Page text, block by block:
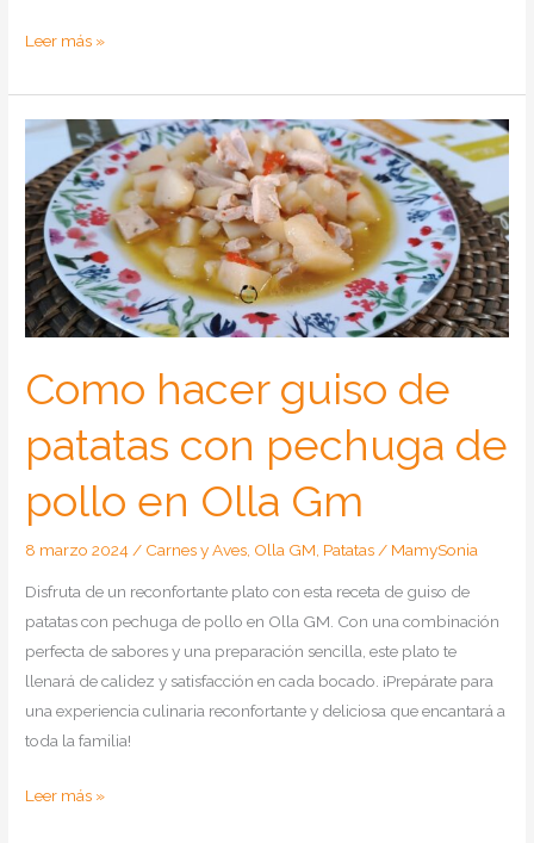
Como
Estofado
de
carne
con
salsa
napolitana
en
olla
Gm
Leer más »
Como hacer guiso de
patatas con pechuga de
pollo en Olla Gm
8 marzo 2024 / Carnes y Aves Olla GM Patatas / MamySonia
Disfruta de un reconfortante plato con esta receta de guiso de
patatas con pechuga de pollo en Olla GM. Con una combinación
perfecta de sabores y una preparación sencilla, este plato te
llenará de calidez y satisfacción en cada bocado. ¡Prepárate para
una experiencia culinaria reconfortante y deliciosa que encantará a
toda la familia!
Como
Leer más »